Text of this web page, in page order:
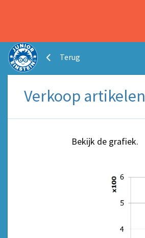
Terug
Verkoop artikelen
Bekijk de grafiek.